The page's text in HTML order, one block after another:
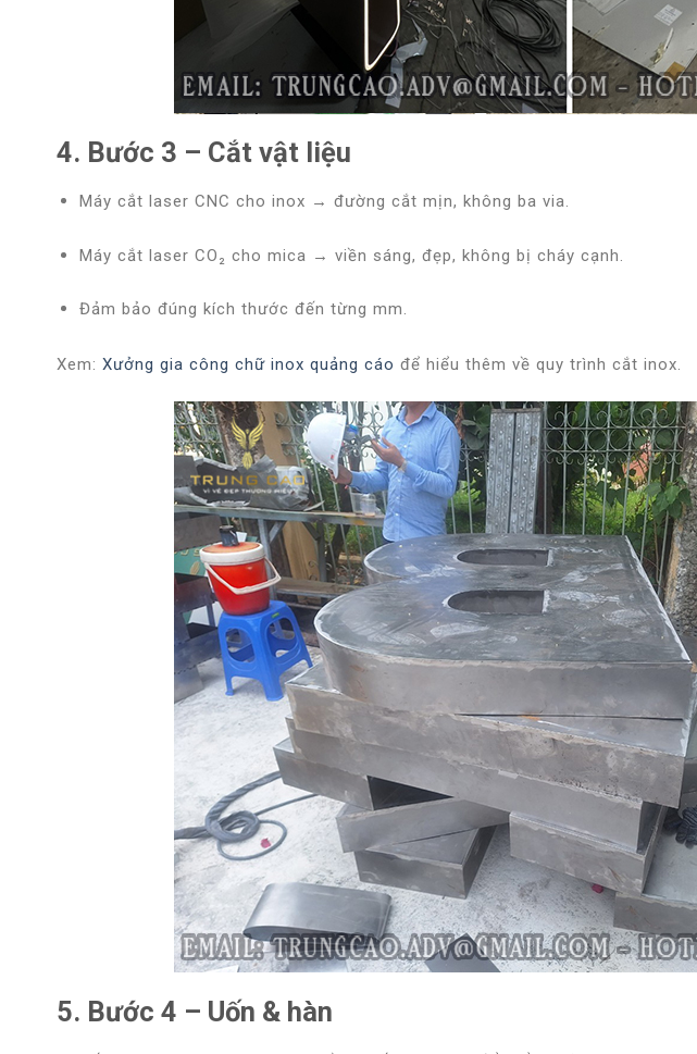
4. Bước 3 – Cắt vật liệu
Máy cắt laser CNC cho inox → đường cắt mịn, không ba via.
Máy cắt laser CO₂ cho mica → viền sáng, đẹp, không bị cháy cạnh.
Đảm bảo đúng kích thước đến từng mm.
Xem: Xưởng gia công chữ inox quảng cáo để hiểu thêm về quy trình cắt inox.
5. Bước 4 – Uốn & hàn